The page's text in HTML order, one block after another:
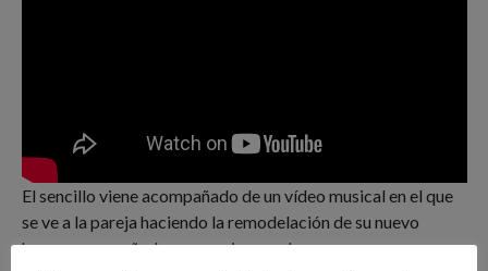
El sencillo viene acompañado de un vídeo musical en el que
se ve a la pareja haciendo la remodelación de su nuevo
hogar, acompañados por amigos y obreros.